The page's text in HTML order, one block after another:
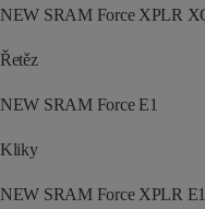
NEW SRAM Force XPLR
Řetěz
NEW SRAM Force E1
Kliky
NEW SRAM Force XPLR